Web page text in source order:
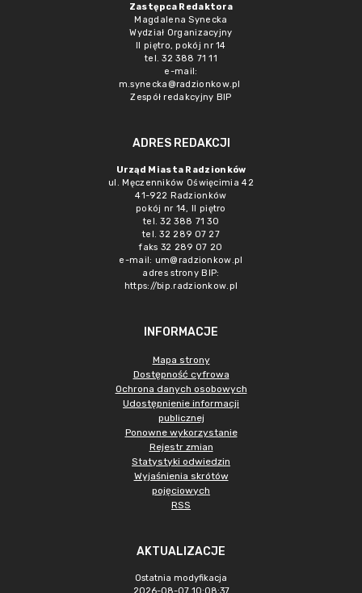
Zastępca Redaktora
Magdalena Synecka
Wydział Organizacyjny
II piętro, pokój nr 14
tel. 32 388 71 11
e-mail:
m.synecka@radzionkow.pl
Zespół redakcyjny BIP
ADRES REDAKCJI
Urząd Miasta Radzionków
ul. Męczenników Oświęcimia 42
41-922 Radzionków
pokój nr 14, II piętro
tel. 32 388 71 30
tel. 32 289 07 27
faks 32 289 07 20
e-mail: um@radzionkow.pl
adres strony BIP:
https://bip.radzionkow.pl
INFORMACJE
Mapa strony
Dostępność cyfrowa
Ochrona danych osobowych
Udostępnienie informacji
publicznej
Ponowne wykorzystanie
Rejestr zmian
Statystyki odwiedzin
Wyjaśnienia skrótów
pojęciowych
RSS
AKTUALIZACJE
Ostatnia modyfikacja